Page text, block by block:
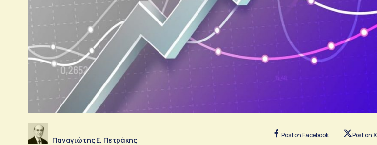
Παναγιώτης Ε. Πετράκης
Post on Facebook Post on X